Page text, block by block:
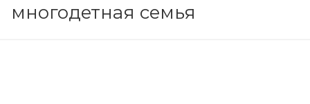
многодетная семья